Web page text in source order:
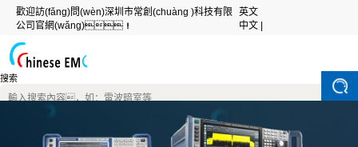
歡迎訪(fǎng)問(wèn)深圳市常創(chuàng )科技有限
公司官網(wǎng)！
英文
中文 |
搜索